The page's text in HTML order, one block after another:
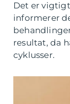
Det er
informerer
resultat, da
cyklusser.